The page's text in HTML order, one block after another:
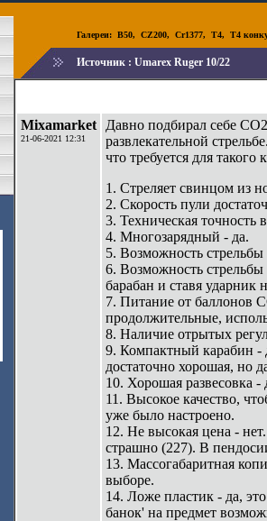
Галереи: B50, CZ200, Cr1377, T4, T4
Источник : Umarex Ruger 10/22
Mixamarket
21-06-2021 12:31
Давно подбирал себе
развлекательной
что требуется для
1. Стреляет свинцом из
2. Скорость пули
3. Техническая точность
4. Многозарядный - да.
5. Возможность
6. Возможность стрельбы
барабан и ставя
7. Питание от баллонов
продолжительные,
8. Наличие отрытых
9. Компактный карабин -
достаточно хорошая, но
10. Хорошая развесовка -
11. Высокое качество,
уже было настроено.
12. Не высокая цена -
страшно (227). В
13. Массогабаритная
выборе.
14. Ложе пластик - да,
банок' на предмет